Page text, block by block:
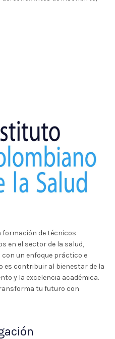
formación de técnicos
en el sector de la salud,
un enfoque práctico e
es contribuir al bienestar de la
y la excelencia académica.
tu futuro con